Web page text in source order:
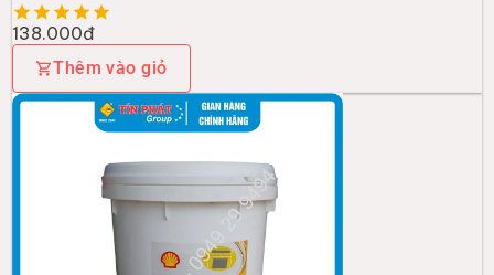
138.000đ
Thêm vào giỏ